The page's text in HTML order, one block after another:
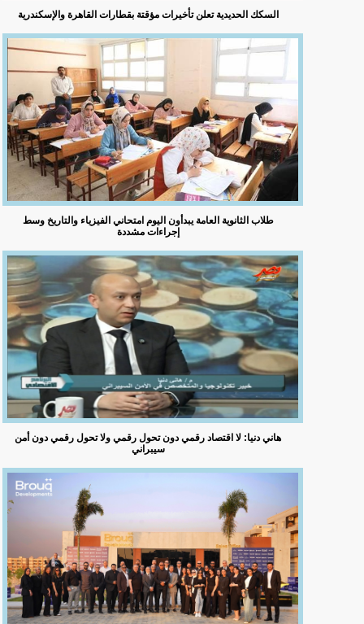
السكك الحديدية تعلن تأخيرات مؤقتة بقطارات القاهرة والإسكندرية
طلاب الثانوية العامة يبدأون اليوم امتحاني الفيزياء والتاريخ وسط
إجراءات مشددة
هاني دنيا: لا اقتصاد رقمي دون تحول رقمي ولا تحول رقمي دون أمن
سيبراني